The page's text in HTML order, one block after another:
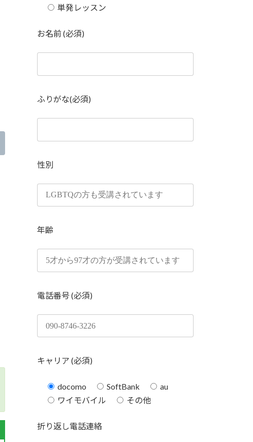
単発レッスン
お名前 (必須)
ふりがな(必須)
性別
年齢
電話番号 (必須)
キャリア (必須)
docomo SoftBank
au
ワイモバイル
その他
折り返し電話連絡